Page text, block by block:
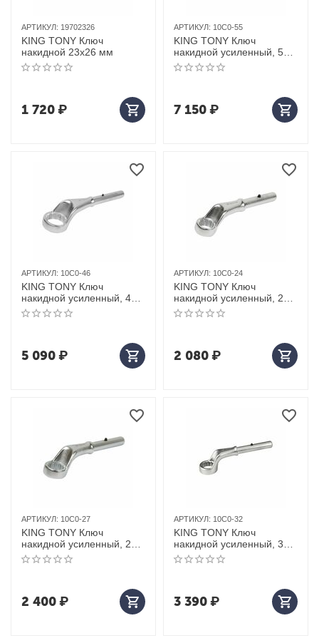
АРТИКУЛ: 19702326
KING TONY Ключ
накидной 23x26 мм
1 720₽
АРТИКУЛ: 10C0-55
KING TONY Ключ
накидной усиленный, 55
мм
7 150₽
АРТИКУЛ: 10C0-46
KING TONY Ключ
накидной усиленный, 46
мм
5 090₽
АРТИКУЛ: 10C0-24
KING TONY Ключ
накидной усиленный, 24
мм
2 080₽
АРТИКУЛ: 10C0-27
KING TONY Ключ
накидной усиленный, 27
мм
2 400₽
АРТИКУЛ: 10C0-32
KING TONY Ключ
накидной усиленный, 32
мм
3 390₽